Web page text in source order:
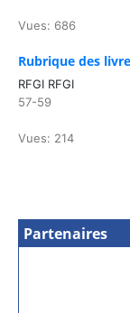
Vues: 686
Rubrique des
RFGI RFGI
57-59
Vues: 214
Partenaires